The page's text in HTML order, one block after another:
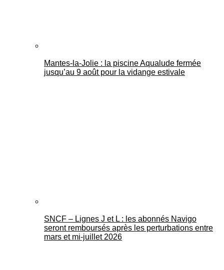
Mantes-la-Jolie : la piscine Aqualude fermée
jusqu’au 9 août pour la vidange estivale
SNCF – Lignes J et L : les abonnés Navigo
seront remboursés après les perturbations entre
mars et mi-juillet 2026